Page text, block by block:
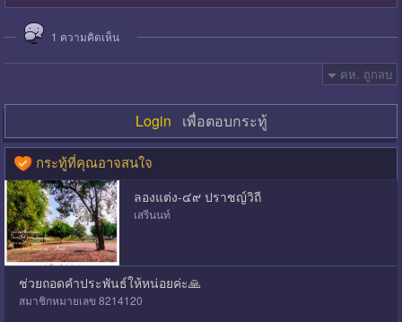
1 ความคิดเห็น
คห. ถูกลบ
Login เพื่อตอบกระทู้
กระทู้ที่คุณอาจสนใจ
ลองแต่ง-๔๙ ปราชญ์วิถี
เสรีนนท์
ช่วยถอดคำประพันธ์ให้หน่อยค่ะ🙏
สมาชิกหมายเลข 8214120